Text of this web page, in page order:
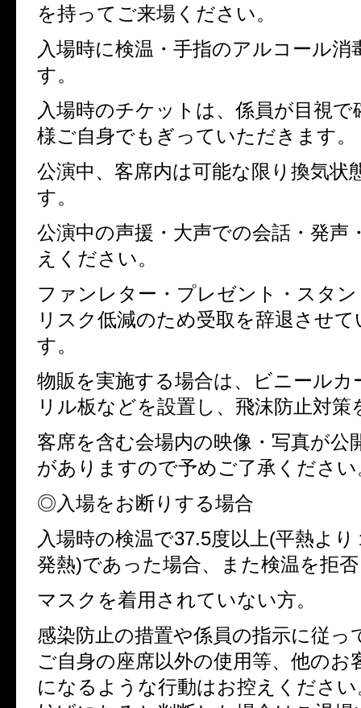
を持ってご来場ください。
入場時に検温・手指のアルコール消
す。
入場時のチケットは、係員が目視で
様ご自身でもぎっていただきます。
公演中、客席内は可能な限り換気状
す。
公演中の声援・大声での会話・発声
えください。
ファンレター・プレゼント・スタ
リスク低減のため受取を辞退させ
す。
物販を実施する場合は、ビニールカ
リル板などを設置し、飛沫防止対策
客席を含む会場内の映像・写真が公
がありますので予めご了承ください
◎入場をお断りする場合
入場時の検温で37.5度以上(平熱よ
発熱)であった場合、また検温を拒
マスクを着用されていない方。
感染防止の措置や係員の指示に従っ
ご自身の座席以外の使用等、他のお
になるような行動はお控えくださ